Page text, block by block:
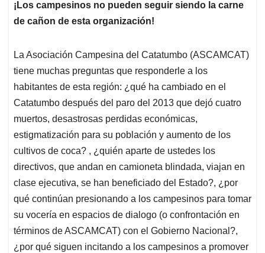
s
A
p
b
o
k
e
d
n
l
a
d
¡Los campesinos no pueden seguir siendo la carne
de cañon de esta organización!
La Asociación Campesina del Catatumbo (ASCAMCAT)
tiene muchas preguntas que responderle a los
habitantes de esta región: ¿qué ha cambiado en el
Catatumbo después del paro del 2013 que dejó cuatro
muertos, desastrosas perdidas económicas,
estigmatización para su población y aumento de los
cultivos de coca? , ¿quién aparte de ustedes los
directivos, que andan en camioneta blindada, viajan en
clase ejecutiva, se han beneficiado del Estado?, ¿por
qué continúan presionando a los campesinos para tomar
su vocería en espacios de dialogo (o confrontación en
términos de ASCAMCAT) con el Gobierno Nacional?,
¿por qué siguen incitando a los campesinos a promover